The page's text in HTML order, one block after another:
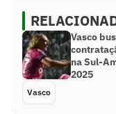
Vasco
na Sul-
2025
Vasco